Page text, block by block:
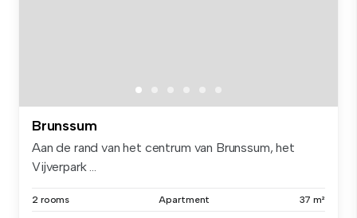
Brunssum
Aan de rand van het centrum van Brunssum, het
Vijverpark ...
2 rooms Apartment 37 m²